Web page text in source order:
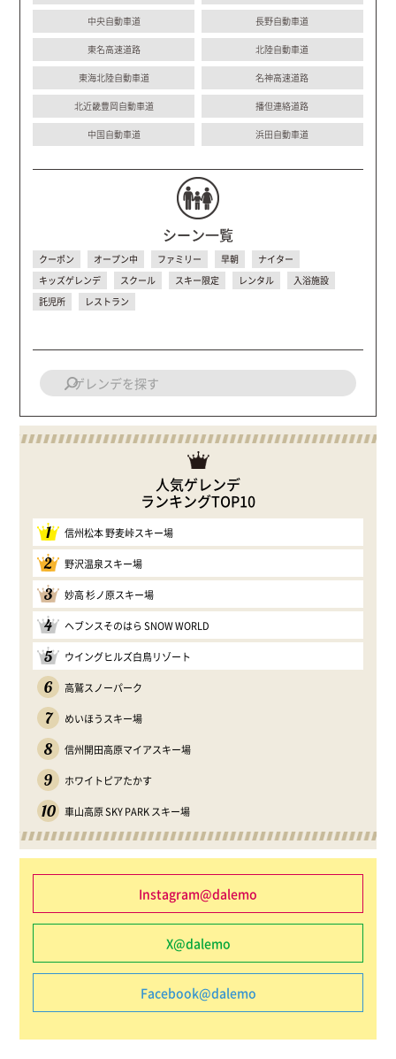
中央自動車道 長野自動車道
東名高速道路 北陸自動車道
東海北陸自動車道 名神高速道路
北近畿豊岡自動車道 播但連絡道路
中国自動車道 浜田自動車道
シーン一覧
クーポン オープン中 ファミリー 早朝
ナイター
キッズゲレンデ
スクール スキー限定 レンタル
入浴施設
託児所
レストラン
人気ゲレンデ
ランキングTOP10
1 信州松本 野麦峠スキー場
2 野沢温泉スキー場
3 妙高 杉ノ原スキー場
4 ヘブンスそのはら SNOW WORLD
5 ウイングヒルズ白鳥リゾート
6 高鷲スノーパーク
7 めいほうスキー場
8 信州開田高原マイアスキー場
9 ホワイトピアたかす
10 車山高原 SKY PARK スキー場
Instagram@dalemo
X@dalemo
Facebook@dalemo